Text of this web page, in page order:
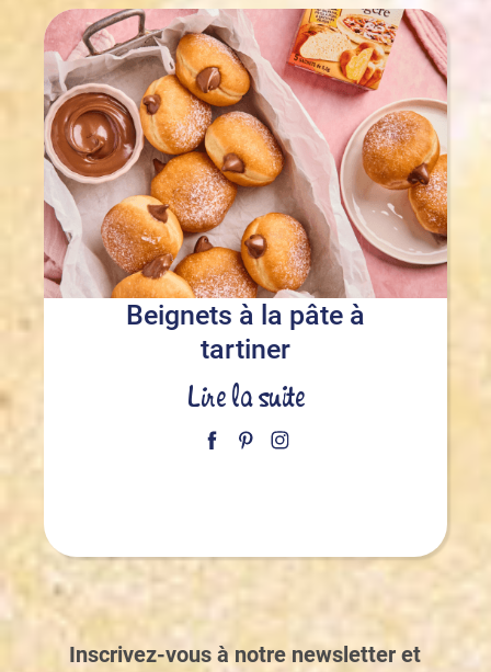
Beignets à la pâte à
tartiner
Lire la suite
Inscrivez-vous à notre newsletter et